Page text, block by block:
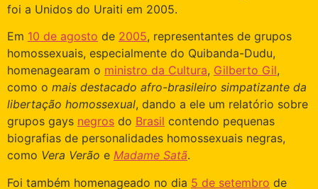
foi a Unidos do Uraiti em 2005.
Em 10 de agosto de 2005, representantes de grupos
homossexuais, especialmente do Quibanda-Dudu,
homenagearam o ministro da Cultura, Gilberto Gil,
como o mais destacado afro-brasileiro simpatizante da
libertação homossexual, dando a ele um relatório sobre
grupos gays negros do Brasil contendo pequenas
biografias de personalidades homossexuais negras,
como Vera Verão e Madame Satã.
Foi também homenageado no dia 5 de setembro de